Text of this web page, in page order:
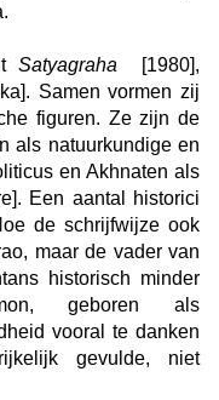
Satyagraha
[1980],
Samen vormen zij
figuren. Ze zijn de
als natuurkundige en
en Akhnaten als
Een aantal historici
de schrijfwijze ook
maar de vader van
historisch minder
geboren als
vooral te danken
gevulde, niet